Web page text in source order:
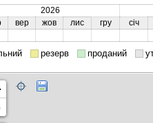
2026
вер жов лис гру січ
резерв проданий